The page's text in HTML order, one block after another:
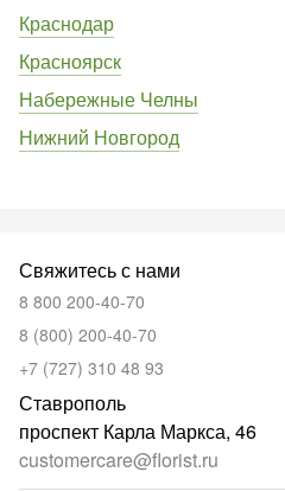
Краснодар
Красноярск
Набережные Челны
Нижний Новгород
Свяжитесь с нами
8 800 200-40-70
8 (800) 200-40-70
+7 (727) 310 48 93
Ставрополь
проспект Карла Маркса, 46
customercare@florist.ru